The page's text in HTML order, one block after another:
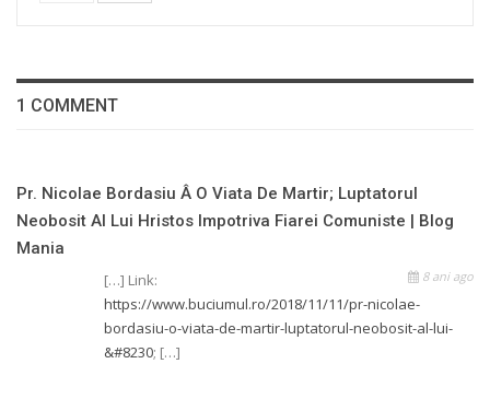
1 COMMENT
Pr. Nicolae Bordasiu Â O Viata De Martir; Luptatorul
Neobosit Al Lui Hristos Impotriva Fiarei Comuniste | Blog
Mania
8 ani ago
[…] Link:
https://www.buciumul.ro/2018/11/11/pr-nicolae-
bordasiu-o-viata-de-martir-luptatorul-neobosit-al-lui-
&#8230; […]